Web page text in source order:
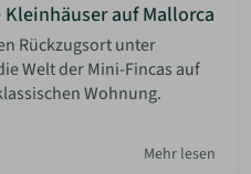
auf Mallorca
Rückzugsort unter
Welt der Mini-Fincas auf
Wohnung.
Mehr lesen